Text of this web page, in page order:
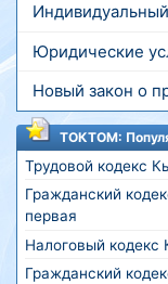
Юридические
Новый закон о
ТОКТОМ:
Трудовой кодекс
Гражданский
первая
Налоговый кодекс
Гражданский